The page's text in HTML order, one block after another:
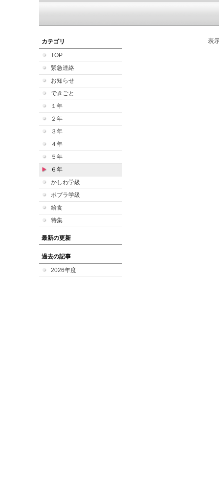
カテゴリ
TOP
緊急連絡
お知らせ
できごと
１年
２年
３年
４年
５年
６年
かしわ学級
ポプラ学級
給食
特集
最新の更新
過去の記事
2026年度
表